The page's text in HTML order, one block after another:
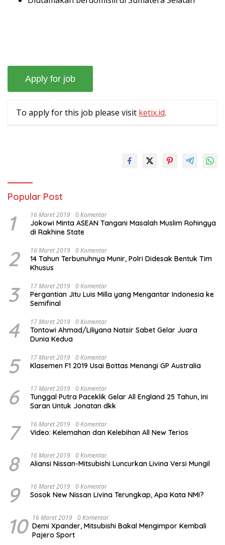
To apply for this job please visit ketix.id.
Popular Post
1 16 Maret 2019 0 Komentar
Jokowi Minta ASEAN Tangani Masalah Muslim Rohingya
di Rakhine State
2 16 Maret 2019 0 Komentar
14 Tahun Terbunuhnya Munir, Polri Didesak Bentuk Tim
Khusus
3 17 Maret 2019 0 Komentar
Pergantian Jitu Luis Milla yang Mengantar Indonesia ke
Semifinal
4 17 Maret 2019 0 Komentar
Tontowi Ahmad/Liliyana Natsir Sabet Gelar Juara
Dunia Kedua
5 17 Maret 2019 0 Komentar
Klasemen F1 2019 Usai Bottas Menangi GP Australia
6 17 Maret 2019 0 Komentar
Tunggal Putra Paceklik Gelar All England 25 Tahun, Ini
Saran Untuk Jonatan dkk
7 16 Maret 2019 0 Komentar
Video: Kelemahan dan Kelebihan All New Terios
8 16 Maret 2019 0 Komentar
Aliansi Nissan-Mitsubishi Luncurkan Livina Versi Mungil
9 16 Maret 2019 0 Komentar
Sosok New Nissan Livina Terungkap, Apa Kata NMI?
10 16 Maret 2019 0 Komentar
Demi Xpander, Mitsubishi Bakal Mengimpor Kembali
Pajero Sport